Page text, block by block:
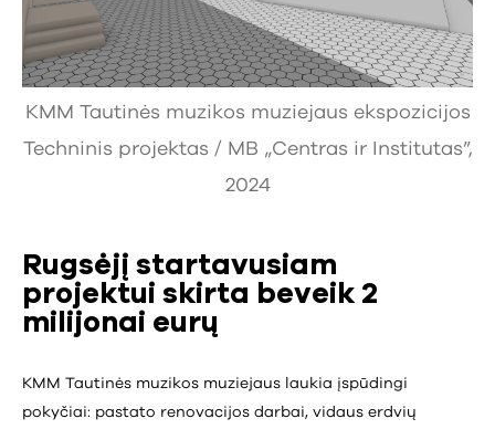
KMM Tautinės muzikos muziejaus ekspozicijos
Techninis projektas / MB „Centras ir Institutas”,
2024
Rugsėjį startavusiam
projektui skirta beveik 2
milijonai eurų
KMM Tautinės muzikos muziejaus laukia įspūdingi
pokyčiai: pastato renovacijos darbai, vidaus erdvių